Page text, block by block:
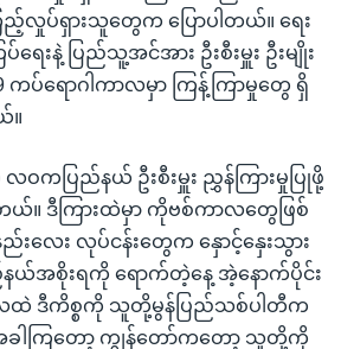
ည့်လှုပ်ရှားသူတွေက ပြောပါတယ်။ ရေး
ေးနဲ့ ပြည်သူ့အင်အား ဦးစီးမှူး ဦးမျိုး
ကပ်ရောဂါကာလမှာ ကြန့်ကြာမှုတွေ ရှိ
။
ဝကပြည်နယ် ဦးစီးမှူး ညွှန်ကြားမှုပြုဖို့
ယ်။ ဒီကြားထဲမှာ ကိုဗစ်ကာလတွေဖြစ်
းလေး လုပ်ငန်းတွေက နှောင့်နှေးသွား
နယ်အစိုးရကို ရောက်တဲ့နေ့ အဲ့နောက်ပိုင်း
လထဲ ဒီကိစ္စကို သူတို့မွန်ပြည်သစ်ပါတီက
ကြတော့ ကျွန်တော်ကတော့ သူတို့ကို